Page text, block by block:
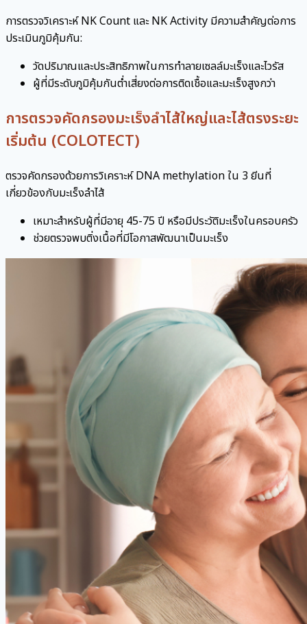
การตรวจวิเคราะห์ NK Count และ NK Activity มีความสำคัญต่อการ
ประเมินภูมิคุ้มกัน:
วัดปริมาณและประสิทธิภาพในการทำลายเซลล์มะเร็งและไวรัส
ผู้ที่มีระดับภูมิคุ้มกันต่ำเสี่ยงต่อการติดเชื้อและมะเร็งสูงกว่า
การตรวจคัดกรองมะเร็งลำไส้ใหญ่และไส้ตรงระยะ
เริ่มต้น (COLOTECT)
ตรวจคัดกรองด้วยการวิเคราะห์ DNA methylation ใน 3 ยีนที่
เกี่ยวข้องกับมะเร็งลำไส้
เหมาะสำหรับผู้ที่มีอายุ 45-75 ปี หรือมีประวัติมะเร็งในครอบครัว
ช่วยตรวจพบติ่งเนื้อที่มีโอกาสพัฒนาเป็นมะเร็ง